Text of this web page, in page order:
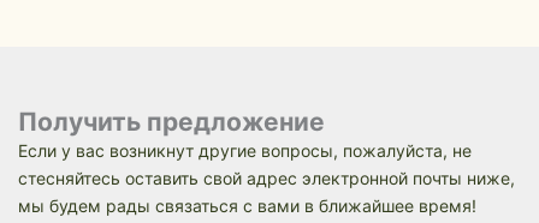
Получить предложение
Если у вас возникнут другие вопросы, пожалуйста, не
стесняйтесь оставить свой адрес электронной почты ниже,
мы будем рады связаться с вами в ближайшее время!